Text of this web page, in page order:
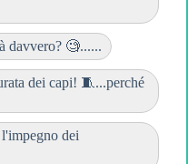
davvero? 🧐......
dei capi! 🧵...perché
dei